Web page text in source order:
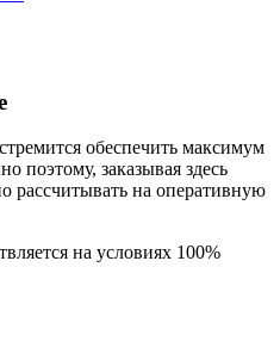
обеспечить максимум
поэтому, заказывая здесь
рассчитывать на оперативную
на условиях 100%